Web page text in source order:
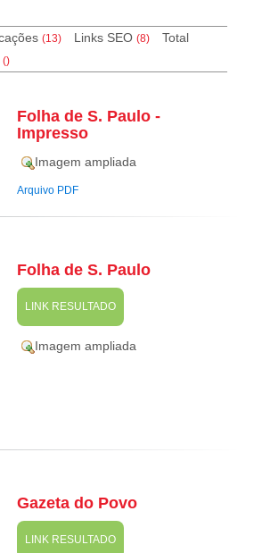
(13) Links SEO (8)
Total
()
Folha de S. Paulo -
Impresso
Imagem ampliada
Arquivo PDF
Folha de S. Paulo
LINK RESULTADO
Imagem ampliada
Gazeta do Povo
LINK RESULTADO